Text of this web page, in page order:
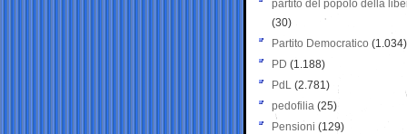
partito del popolo della
(30)
Partito Democratico (1.034)
PD (1.188)
PdL (2.781)
pedofilia (25)
Pensioni (129)